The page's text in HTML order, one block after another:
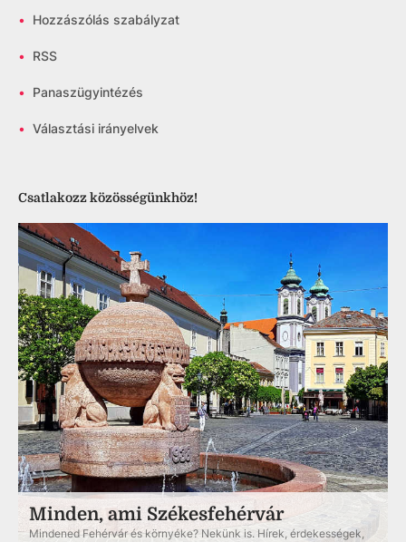
• Hozzászólás szabályzat
• RSS
• Panaszügyintézés
• Választási irányelvek
Csatlakozz közösségünkhöz!
Minden, ami Székesfehérvár
Mindened Fehérvár és környéke? Nekünk is. Hírek, érdekességek,